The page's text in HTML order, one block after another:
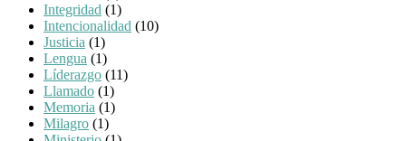
Integridad (1)
Intencionalidad (10)
Justicia (1)
Lengua (1)
Líderazgo (11)
Llamado (1)
Memoria (1)
Milagro (1)